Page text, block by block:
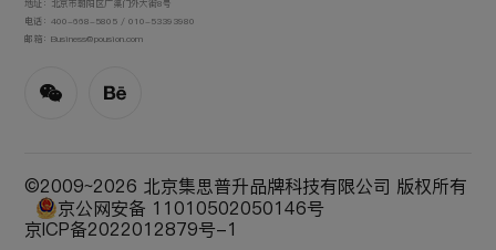
地址：北京市朝阳区广渠门外大街8号
电话：400-668-5805 / 010-53393980
邮箱：Business@pousion.com
©2009~2026 北京集思普升品牌科技有限公司 版权所有
京公网安备 11010502050146号
京ICP备2022012879号-1